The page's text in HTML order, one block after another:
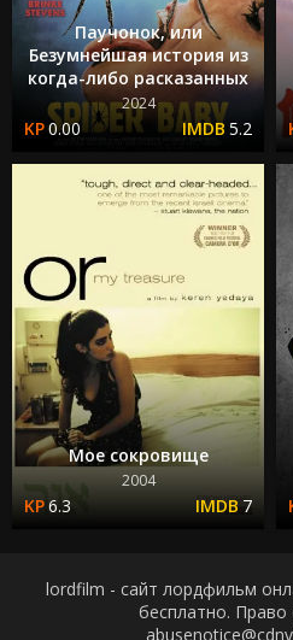
Паучонок, или
Безумнейшая история из
когда-либо расказанных
2024
0.00 5.2
Мое сокровище
2004
6.3 7
lordfilm - сайт лордфильм
бесплатно.